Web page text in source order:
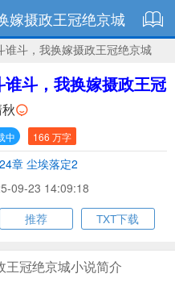
嫁摄政王冠绝京城
谁斗，我换嫁摄政王冠绝京城
斗，我换嫁摄政王冠
中 166 万字
章 尘埃落定2
09-23 14:09:18
推荐 TXT下载
王冠绝京城小说简介